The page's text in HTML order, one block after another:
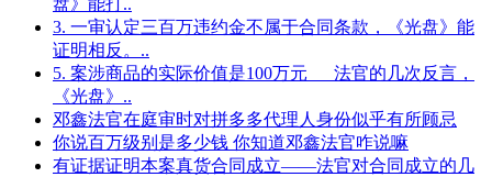
3. 一审认定三百万违约金不属于合同条款，《光盘》能
证明相反。..
5. 案涉商品的实际价值是100万元___法官的几次反言，
《光盘》..
邓鑫法官在庭审时对拼多多代理人身份似乎有所顾忌
你说百万级别是多少钱 你知道邓鑫法官咋说嘛
有证据证明本案真货合同成立——法官对合同成立的几